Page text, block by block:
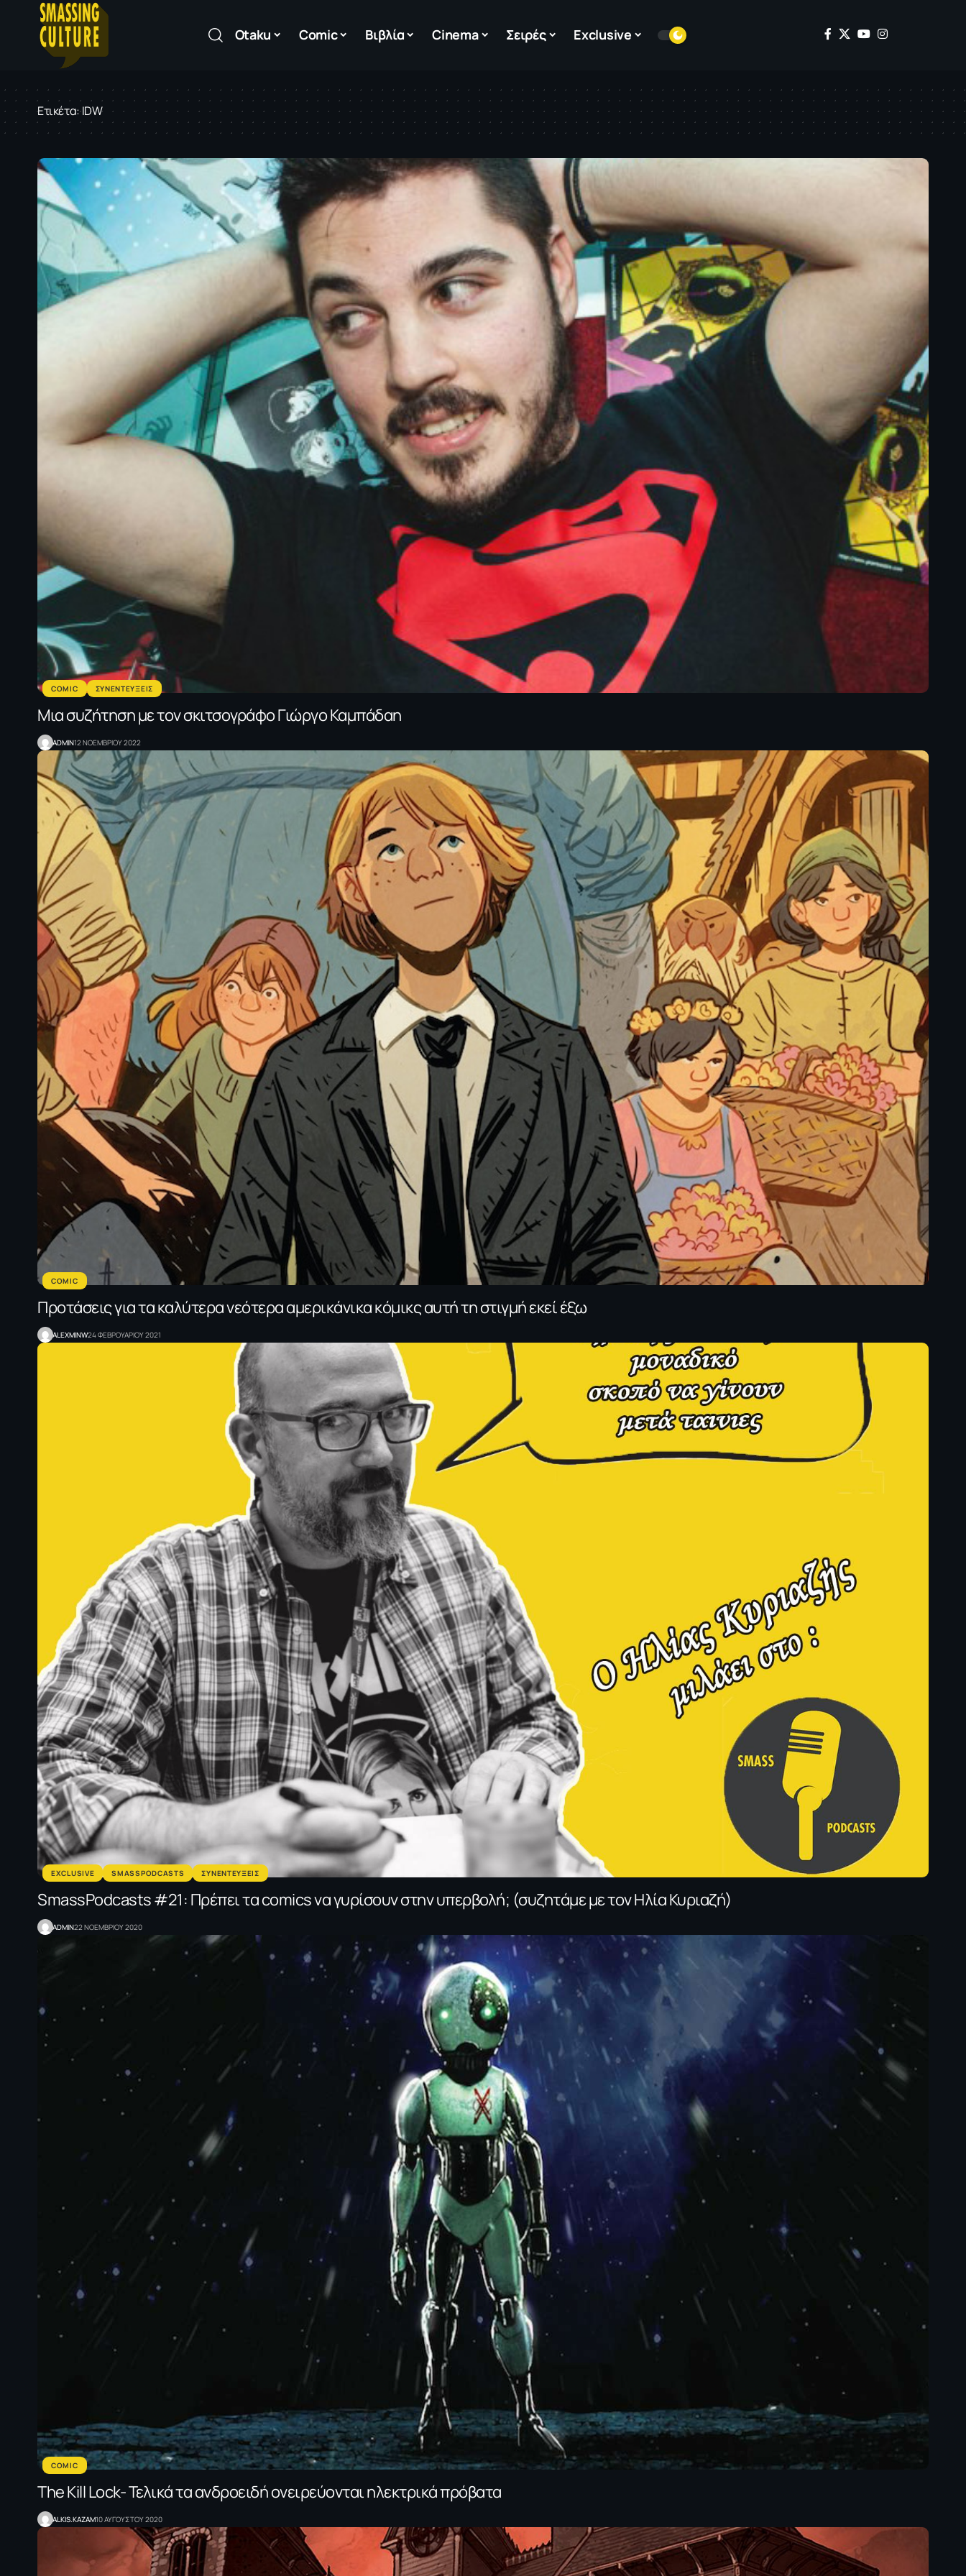
Otaku Comic Βιβλία Cinema Σειρές Exclusive
Ετικέτα:IDW
COMIC ΣΥΝΕΝΤΕΥΞΕΙΣ
Μια συζήτηση με τον σκιτσογράφο Γιώργο Καμπάδαη
ADMIN12 ΝΟΕΜΒΡΙΟΥ 2022
COMIC
Προτάσεις για τα καλύτερα νεότερα αμερικάνικα κόμικς αυτή τη στιγμή εκεί έξω
ALEXMINW24 ΦΕΒΡΟΥΑΡΙΟΥ 2021
EXCLUSIVE SMASSPODCASTS ΣΥΝΕΝΤΕΥΞΕΙΣ
SmassPodcasts #21: Πρέπει τα comics να γυρίσουν στην υπερβολή; (συζητάμε με τον Ηλία Κυριαζή)
ADMIN22 ΝΟΕΜΒΡΙΟΥ 2020
COMIC
The Kill Lock- Τελικά τα ανδροειδή ονειρεύονται ηλεκτρικά πρόβατα
ALKIS.KAZAM10 ΑΥΓΟΥΣΤΟΥ 2020